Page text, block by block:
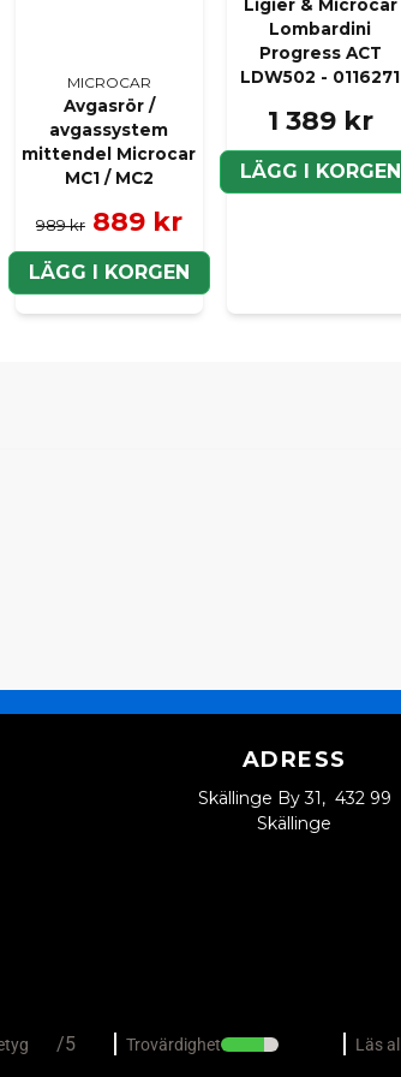
MICROCAR
Avgasrör /
avgassystem
mittendel Microcar
MC1 / MC2
989 kr 889 kr
LÄGG I KORGEN
Ligier & Microcar
Lombardini
Progress ACT
LDW502 - 0116271
1 389 kr
LÄGG I KORGEN
ADRESS
Skällinge By 31, 432 99
Skällinge